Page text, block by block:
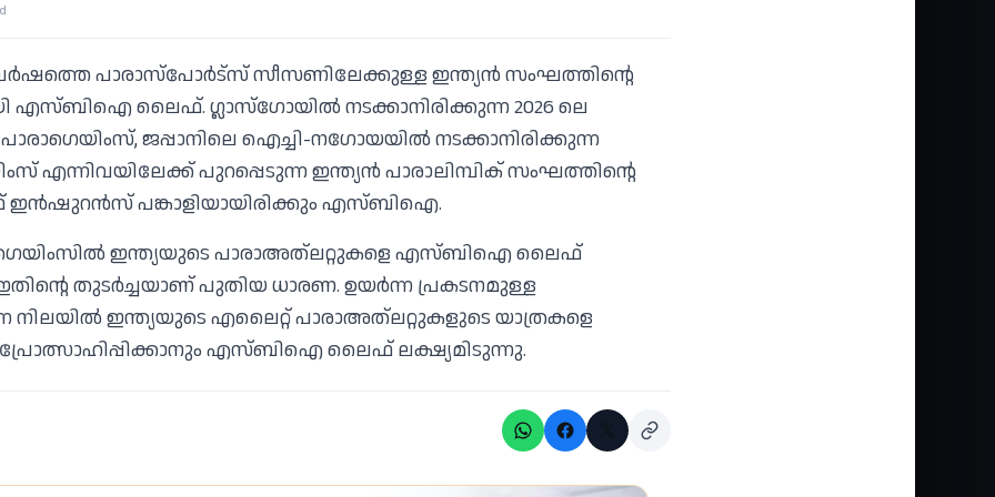
പാരാസ്‌പോര്‍ട്‌സ് സീസണിലേക്കുള്ള ഇന്ത്യന്‍ സംഘത്തിന്റെ
എസ്ബിഐ ലൈഫ്. ഗ്ലാസ്‌ഗോയില്‍ നടക്കാനിരിക്കുന്ന 2026 ലെ
ജപ്പാനിലെ ഐച്ചി-നഗോയയില്‍ നടക്കാനിരിക്കുന്ന
എന്നിവയിലേക്ക് പുറപ്പെടുന്ന ഇന്ത്യന്‍ പാരാലിമ്പിക് സംഘത്തിന്റെ
ഇന്‍ഷുറന്‍സ് പങ്കാളിയായിരിക്കും എസ്ബിഐ.
ഗെയിംസില്‍ ഇന്ത്യയുടെ പാരാഅത്‌ലറ്റുകളെ എസ്ബിഐ ലൈഫ്
തുടര്‍ച്ചയാണ് പുതിയ ധാരണ. ഉയര്‍ന്ന പ്രകടനമുള്ള
നിലയില്‍ ഇന്ത്യയുടെ എലൈറ്റ് പാരാഅത്‌ലറ്റുകളുടെ യാത്രകളെ
എസ്ബിഐ ലൈഫ് ലക്ഷ്യമിടുന്നു.